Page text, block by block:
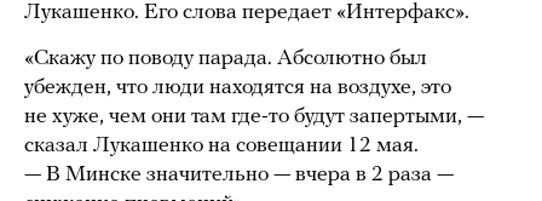
Лукашенко. Его слова передает «Интерфакс».
«Скажу по поводу парада. Абсолютно был
убежден, что люди находятся на воздухе, это
не хуже, чем они там где-то будут запертыми, —
сказал Лукашенко на совещании 12 мая.
— В Минске значительно — вчера в 2 раза —